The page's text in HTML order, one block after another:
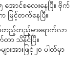
အောင်စလေးနေပြီ။ ဗိုက်
မြင့်တက်နေပြီ။
က်တည့်တည့်မှာရောက်လာ
ာ သိနိုင်ပြီ။
အားဖြင့် ၂ဝ ပါတ်မှာ